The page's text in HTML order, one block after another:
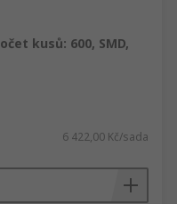
kusů: 600, SMD,
6 422,00 Kč/sada